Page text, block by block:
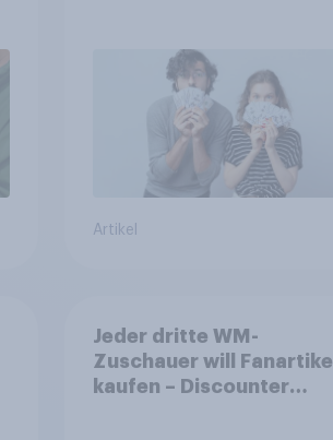
Artikel
Jeder dritte WM-
Zuschauer will Fanartikel
kaufen – Discounter